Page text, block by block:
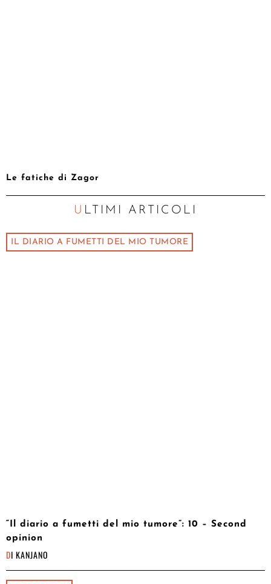
Le fatiche di Zagor
ULTIMI ARTICOLI
IL DIARIO A FUMETTI DEL MIO TUMORE
“Il diario a fumetti del mio tumore”: 10 – Second
opinion
DI KANJANO